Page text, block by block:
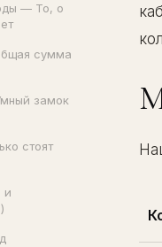
— То, о
сумма
замок
стоят
и